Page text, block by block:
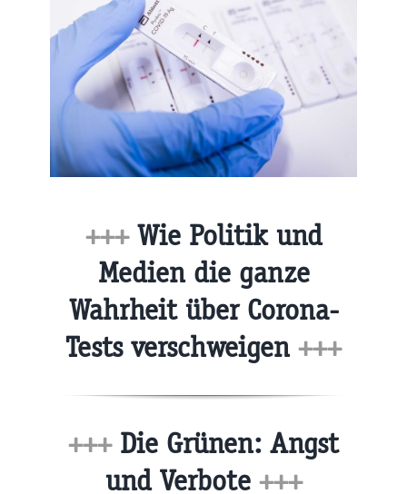
+++Wie Politik und
Medien die ganze
Wahrheit über Corona-
Tests verschweigen +++
+++Die Grünen: Angst
und Verbote +++